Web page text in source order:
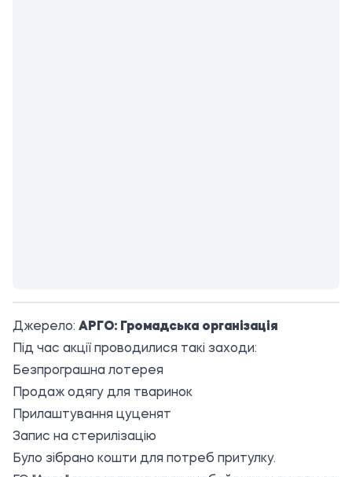
Джерело: АРГО: Громадська організація
Під час акції проводилися такі заходи:
Безпрограшна лотерея
Продаж одягу для тваринок
Прилаштування цуценят
Запис на стерилізацію
Було зібрано кошти для потреб притулку.